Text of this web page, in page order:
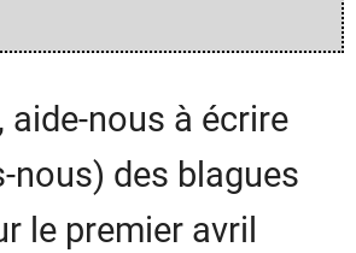
aide-nous à écrire
nous) des blagues
le premier avril